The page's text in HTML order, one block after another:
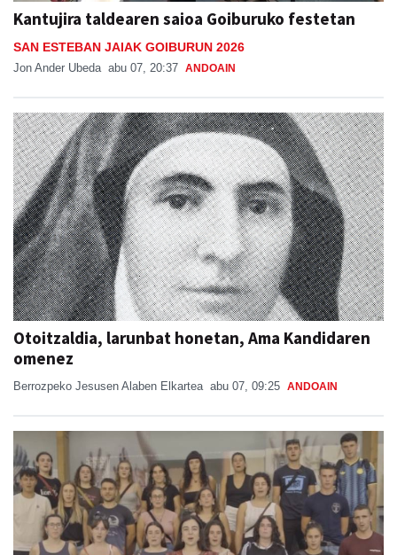
Kantujira taldearen saioa Goiburuko festetan
SAN ESTEBAN JAIAK GOIBURUN 2026
Jon Ander Ubeda abu 07, 20:37 ANDOAIN
Otoitzaldia, larunbat honetan, Ama Kandidaren
omenez
Berrozpeko Jesusen Alaben Elkartea abu 07, 09:25 ANDOAIN